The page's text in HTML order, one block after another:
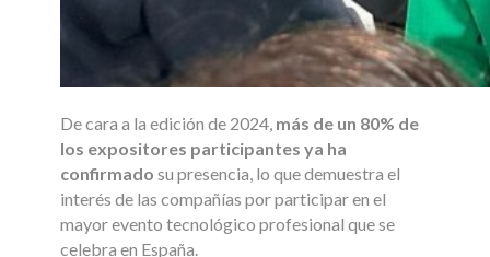
De cara a la edición de 2024, más de un 80% de
los expositores participantes ya ha
confirmado su presencia, lo que demuestra el
interés de las compañías por participar en el
mayor evento tecnológico profesional que se
celebra en España.